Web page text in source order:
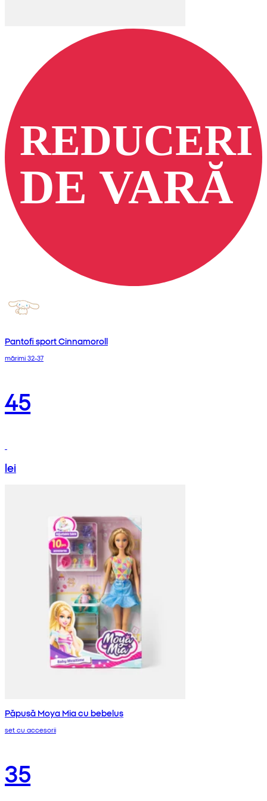
Pantofi sport Cinnamoroll
mărimi 32-37
45
lei
Păpușă Moya Mia cu bebeluș
set cu accesorii
35